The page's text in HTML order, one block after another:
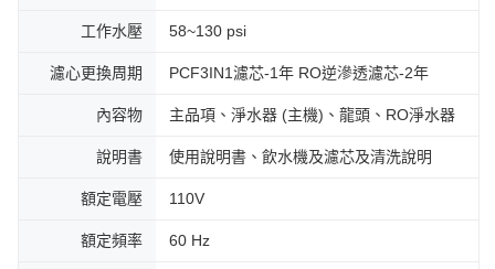
工作水壓 58~130 psi
濾心更換周期 PCF3IN1濾芯-1年 RO逆滲透濾芯-2年
內容物 主品項、淨水器 (主機)、龍頭、RO淨水器
說明書 使用說明書、飲水機及濾芯及清洗說明
額定電壓 110V
額定頻率 60 Hz